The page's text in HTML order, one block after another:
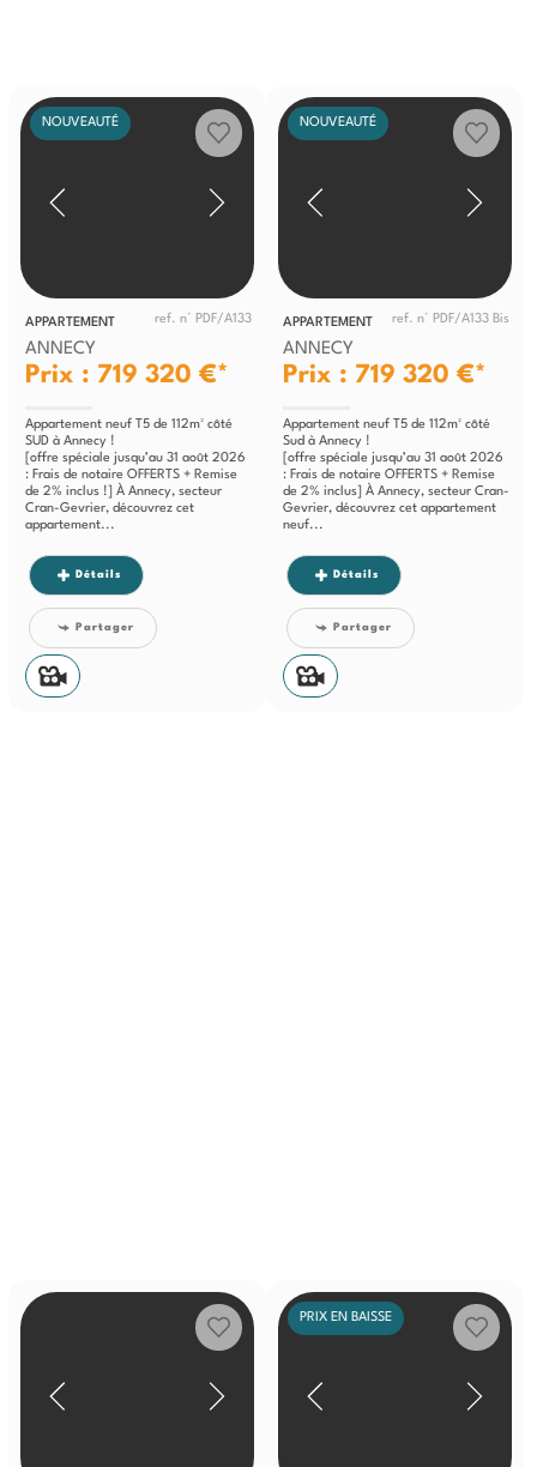
NOUVEAUTÉ
APPARTEMENT ref. n° PDF/A133
ANNECY
Prix : 719 320 €*
Appartement neuf T5 de 112m² côté
SUD à Annecy !
[offre spéciale jusqu’au 31 août 2026
: Frais de notaire OFFERTS + Remise
de 2% inclus !] À Annecy, secteur
Cran-Gevrier, découvrez cet
appartement...
Détails
Partager
NOUVEAUTÉ
APPARTEMENT ref. n° PDF/A133 Bis
ANNECY
Prix : 719 320 €*
Appartement neuf T5 de 112m² côté
Sud à Annecy !
[offre spéciale jusqu’au 31 août 2026
: Frais de notaire OFFERTS + Remise
de 2% inclus] À Annecy, secteur Cran-
Gevrier, découvrez cet appartement
neuf...
Détails
Partager
PRIX EN BAISSE